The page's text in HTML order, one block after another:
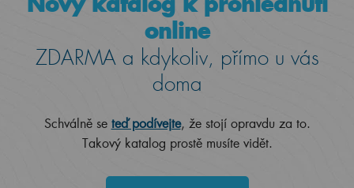
online
ZDARMA a kdykoliv, přímo u vás
doma
Schválně se teď podívejte, že stojí opravdu za to.
Takový katalog prostě musíte vidět.